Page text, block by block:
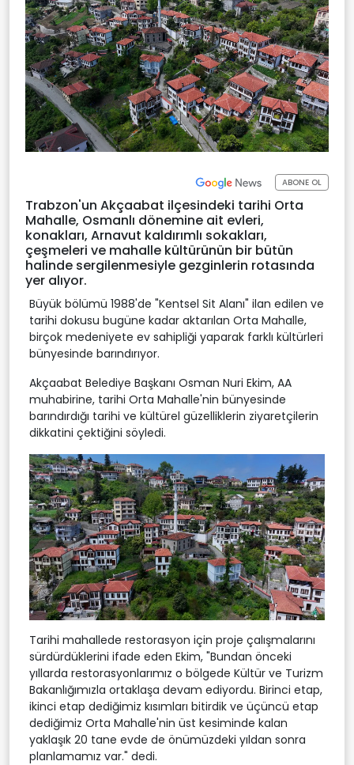
ABONE OL
Trabzon'un Akçaabat ilçesindeki tarihi Orta
Mahalle, Osmanlı dönemine ait evleri,
konakları, Arnavut kaldırımlı sokakları,
çeşmeleri ve mahalle kültürünün bir bütün
halinde sergilenmesiyle gezginlerin rotasında
yer alıyor.
Büyük bölümü 1988'de "Kentsel Sit Alanı" ilan edilen ve
tarihi dokusu bugüne kadar aktarılan Orta Mahalle,
birçok medeniyete ev sahipliği yaparak farklı kültürleri
bünyesinde barındırıyor.
Akçaabat Belediye Başkanı Osman Nuri Ekim, AA
muhabirine, tarihi Orta Mahalle'nin bünyesinde
barındırdığı tarihi ve kültürel güzelliklerin ziyaretçilerin
dikkatini çektiğini söyledi.
Tarihi mahallede restorasyon için proje çalışmalarını
sürdürdüklerini ifade eden Ekim, "Bundan önceki
yıllarda restorasyonlarımız o bölgede Kültür ve Turizm
Bakanlığımızla ortaklaşa devam ediyordu. Birinci etap,
ikinci etap dediğimiz kısımları bitirdik ve üçüncü etap
dediğimiz Orta Mahalle'nin üst kesiminde kalan
yaklaşık 20 tane evde de önümüzdeki yıldan sonra
planlamamız var." dedi.